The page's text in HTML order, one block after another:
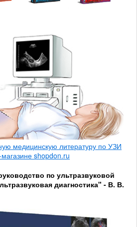
медицинскую литературу по УЗИ
магазине shopdon.ru
по ультразвуковой
диагностика" - В. В.